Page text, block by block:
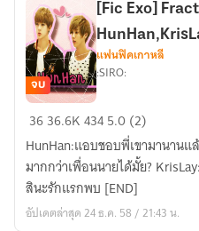
✚
ChanBaek
Ft.EXO
[Fic
Fractious
You~~::
::
จบ
[Fic Exo]
แฟนฟิคเกาหลี
:SIRO:
3636.6K4345.0 (2)
HunHan:แอบชอบพี่เขามานานแ
มากกว่าเพื่อนนายได้มั้ย?
สินะรักแรกพบ [END]
อัปเดตล่าสุด 24 ธ.ค. 58 / 21:43 น.